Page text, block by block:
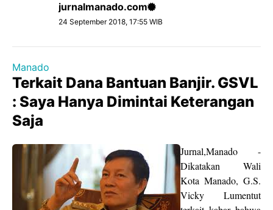
jurnalmanado.com
24 September 2018, 17:55 WIB
Manado
Terkait Dana Bantuan Banjir. GSVL
: Saya Hanya Dimintai Keterangan
Saja
Jurnal,Manado -
Dikatakan Wali
Kota Manado, G.S.
Vicky Lumentut